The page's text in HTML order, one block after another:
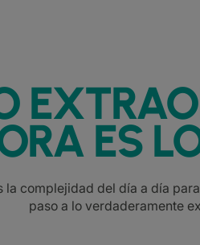
ES
la complejidad del día a día
paso a lo verdaderamente